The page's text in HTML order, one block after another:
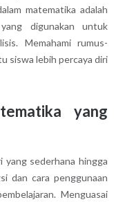
matematika adalah
digunakan untuk
Memahami rumus-
siswa lebih percaya diri
yang
yang sederhana hingga
dan cara penggunaan
Menguasai